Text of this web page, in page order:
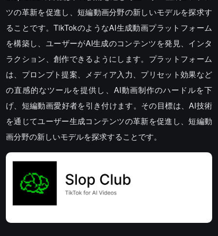
ツの革新を促進し、短編動画分野の新しいモデルを探求す
ることです。TikTokのようなAI生成動画プラットフォーム
を構築し、ユーザーがAI生成のコンテンツを発見、インタ
ラクション、創作できるようにします。プラットフォーム
は、プロンプト提案、メディア入力、プリセット効果など
の直感的なツールを提供し、AI動画制作のハードルを下
げ、短編動画愛好者を引き付けます。その目標は、AI技術
を通じてユーザー生成コンテンツの革新を促進し、短編動
画分野の新しいモデルを探求することです。